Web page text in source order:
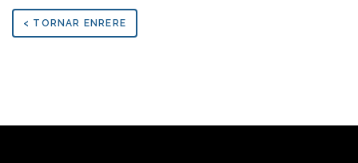
< TORNAR ENRERE